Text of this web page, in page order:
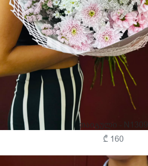
Თაიგული - N1309
₾ 160